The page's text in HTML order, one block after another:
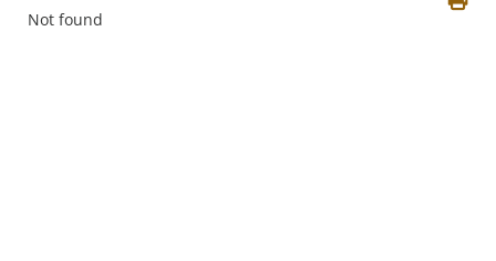
Not found